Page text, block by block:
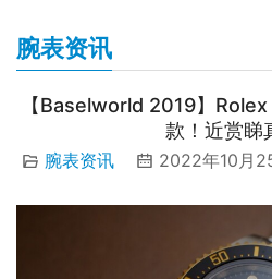
腕表资讯
【Baselworld 2019】
款！近赏睇
腕表资讯 2022年10月